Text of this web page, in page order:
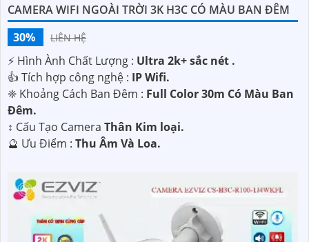
CAMERA WIFI NGOÀI TRỜI 3K H3C CÓ MÀU BAN ĐÊM
30%
LIÊN HỆ
️⚡ Hình Ành Chất Lượng : Ultra 2k+ sắc nét .
👍 Tích hợp công nghệ : IP Wifi.
❈ Khoảng Cách Ban Đêm : Full Color 30m Có Màu Ban
Ðêm.
↕️ Cấu Tạo Camera Thân Kim loại.
️🔮 Ưu Điểm : Thu Âm Và Loa.